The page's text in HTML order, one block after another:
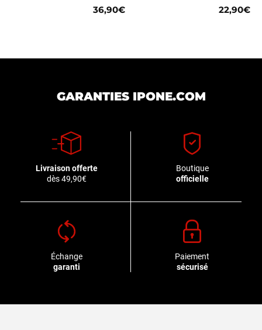
36,90€ 22,90€
GARANTIES IPONE.COM
Livraison offerte
dès 49,90€
Boutique
officielle
Échange
garanti
Paiement
sécurisé